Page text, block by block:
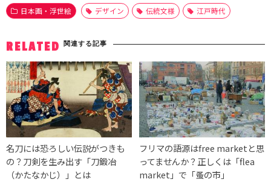
日本画・浮世絵 デザイン 伝統文様 江戸時代
RELATED 関連する記事
名刀には恐ろしい伝説がつきも
の？刀剣を生み出す「刀鍛冶
（かたなかじ）」とは
フリマの語源はfree marketと思
ってませんか？正しくは「flea
market」で「蚤の市」